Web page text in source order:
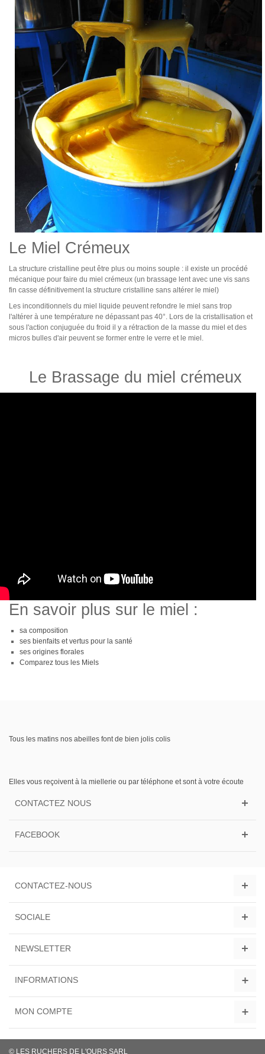
Le Miel Crémeux
La structure cristalline peut être plus ou moins souple : il existe un procédé
mécanique pour faire du miel crémeux (un brassage lent avec une vis sans
fin casse définitivement la structure cristalline sans altérer le miel)
Les inconditionnels du miel liquide peuvent refondre le miel sans trop
l'altérer à une température ne dépassant pas 40°. Lors de la cristallisation et
sous l'action conjuguée du froid il y a rétraction de la masse du miel et des
micros bulles d'air peuvent se former entre le verre et le miel.
Le Brassage du miel crémeux
En savoir plus sur le miel :
sa composition
ses bienfaits et vertus pour la santé
ses origines florales
Comparez tous les Miels
Tous les matins nos abeilles font de bien jolis colis
Elles vous reçoivent à la miellerie ou par téléphone et sont à votre écoute
CONTACTEZ NOUS
FACEBOOK
CONTACTEZ-NOUS
SOCIALE
NEWSLETTER
INFORMATIONS
MON COMPTE
© LES RUCHERS DE L'OURS SARL